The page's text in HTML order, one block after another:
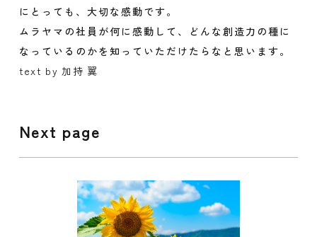
にとっても、大切な感動です。
ムラヤマの社員が何に感動して、どんな創造力の種に
なっているのかを知っていただけたらなと思います。
text by 加持 翼
Next page